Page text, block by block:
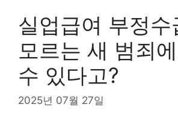
실업급여 부정수
모르는 새 범죄
수 있다고?
2025년 07월 27일